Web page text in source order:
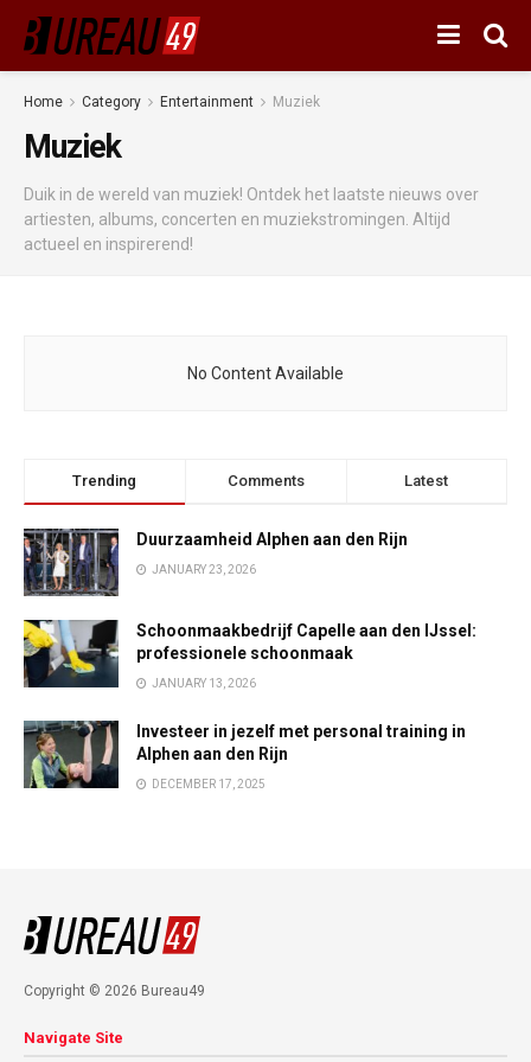
Home Category Entertainment Muziek
Muziek
Duik in de wereld van muziek! Ontdek het laatste nieuws over
artiesten, albums, concerten en muziekstromingen. Altijd
actueel en inspirerend!
No Content Available
Trending Comments Latest
Duurzaamheid Alphen aan den Rijn
JANUARY 23, 2026
Schoonmaakbedrijf Capelle aan den IJssel:
professionele schoonmaak
JANUARY 13, 2026
Investeer in jezelf met personal training in
Alphen aan den Rijn
DECEMBER 17, 2025
Copyright © 2026 Bureau49
Navigate Site